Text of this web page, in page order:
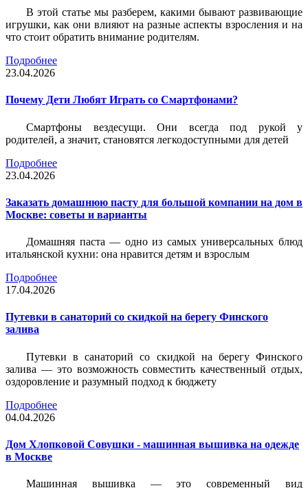
В этой статье мы разберем, какими бывают развивающие
игрушки, как они влияют на разные аспекты взросления и на
что стоит обратить внимание родителям.
Подробнее
23.04.2026
Почему Дети Любят Играть со Смартфонами?
Смартфоны вездесущи. Они всегда под рукой у
родителей, а значит, становятся легкодоступными для детей
Подробнее
23.04.2026
Заказать домашнюю пасту для большой компании на дом в
Москве: советы и варианты
Домашняя паста — одно из самых универсальных блюд
итальянской кухни: она нравится детям и взрослым
Подробнее
17.04.2026
Путевки в санаторий со скидкой на берегу Финского
залива
Путевки в санаторий со скидкой на берегу Финского
залива — это возможность совместить качественный отдых,
оздоровление и разумный подход к бюджету
Подробнее
04.04.2026
Дом Хлопковой Совушки - машинная вышивка на одежде
в Москве
Машинная вышивка — это современный вид